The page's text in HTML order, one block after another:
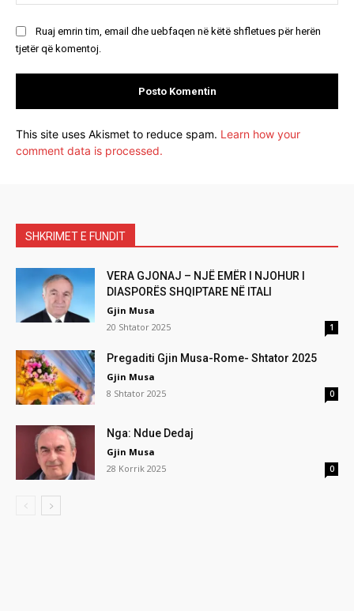
Ruaj emrin tim, email dhe uebfaqen në këtë shfletues për herën
tjetër që komentoj.
This site uses Akismet to reduce spam. Learn how your
comment data is processed.
SHKRIMET E FUNDIT
VERA GJONAJ – NJË EMËR I NJOHUR I
DIASPORËS SHQIPTARE NË ITALI
Gjin Musa
20 Shtator 2025
1
Pregaditi Gjin Musa-Rome- Shtator 2025
Gjin Musa
8 Shtator 2025
0
Nga: Ndue Dedaj
Gjin Musa
28 Korrik 2025
0